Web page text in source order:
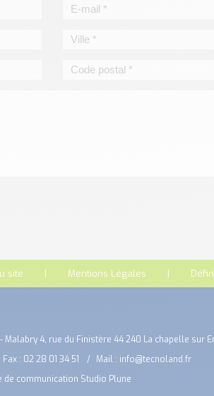
site Mentions Légales
Malabry 4, rue du Finistère 44 240 La chapelle sur
Fax : 02 28 01 34 51 Mail : info@tecnoland.fr
de communication Studio Plune